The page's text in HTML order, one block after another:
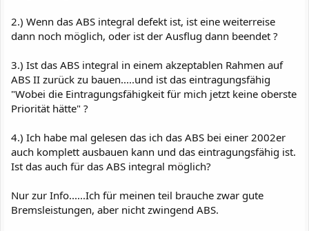
2.) Wenn das ABS integral defekt ist, ist eine weiterreise
dann noch möglich, oder ist der Ausflug dann beendet ?
3.) Ist das ABS integral in einem akzeptablen Rahmen auf
ABS II zurück zu bauen.....und ist das eintragungsfähig
"Wobei die Eintragungsfähigkeit für mich jetzt keine oberste
Priorität hätte" ?
4.) Ich habe mal gelesen das ich das ABS bei einer 2002er
auch komplett ausbauen kann und das eintragungsfähig ist.
Ist das auch für das ABS integral möglich?
Nur zur Info......Ich für meinen teil brauche zwar gute
Bremsleistungen, aber nicht zwingend ABS.